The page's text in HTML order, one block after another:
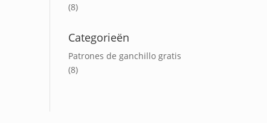
(8)
Categorieën
Patrones de ganchillo gratis
(8)